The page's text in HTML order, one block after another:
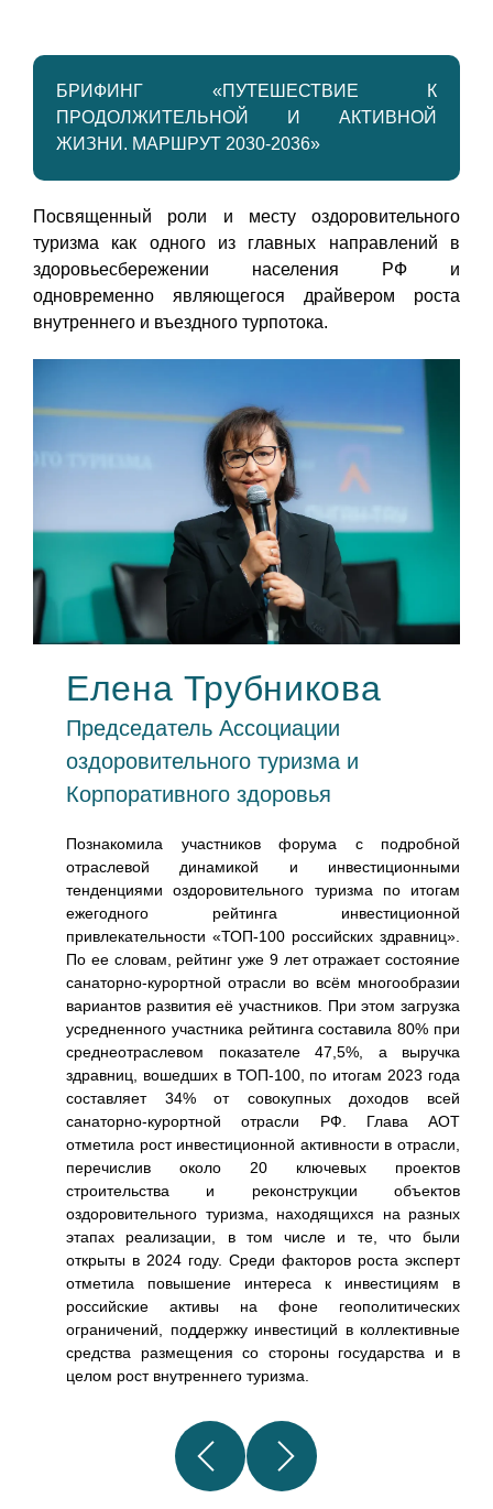
БРИФИНГ «ПУТЕШЕСТВИЕ К
ПРОДОЛЖИТЕЛЬНОЙ И АКТИВНОЙ
ЖИЗНИ. МАРШРУТ 2030-2036»
Посвященный роли и месту оздоровительного
туризма как одного из главных направлений в
здоровьесбережении населения РФ и
одновременно являющегося драйвером роста
внутреннего и въездного турпотока.
Елена Трубникова
Председатель Ассоциации
оздоровительного туризма и
Корпоративного здоровья
Познакомила участников форума с подробной
отраслевой динамикой и инвестиционными
тенденциями оздоровительного туризма по итогам
ежегодного рейтинга инвестиционной
привлекательности «ТОП-100 российских здравниц».
По ее словам, рейтинг уже 9 лет отражает состояние
санаторно-курортной отрасли во всём многообразии
вариантов развития её участников. При этом загрузка
усредненного участника рейтинга составила 80% при
среднеотраслевом показателе 47,5%, а выручка
здравниц, вошедших в ТОП-100, по итогам 2023 года
составляет 34% от совокупных доходов всей
санаторно-курортной отрасли РФ. Глава АОТ
отметила рост инвестиционной активности в отрасли,
перечислив около 20 ключевых проектов
строительства и реконструкции объектов
оздоровительного туризма, находящихся на разных
этапах реализации, в том числе и те, что были
открыты в 2024 году. Среди факторов роста эксперт
отметила повышение интереса к инвестициям в
российские активы на фоне геополитических
ограничений, поддержку инвестиций в коллективные
средства размещения со стороны государства и в
целом рост внутреннего туризма.